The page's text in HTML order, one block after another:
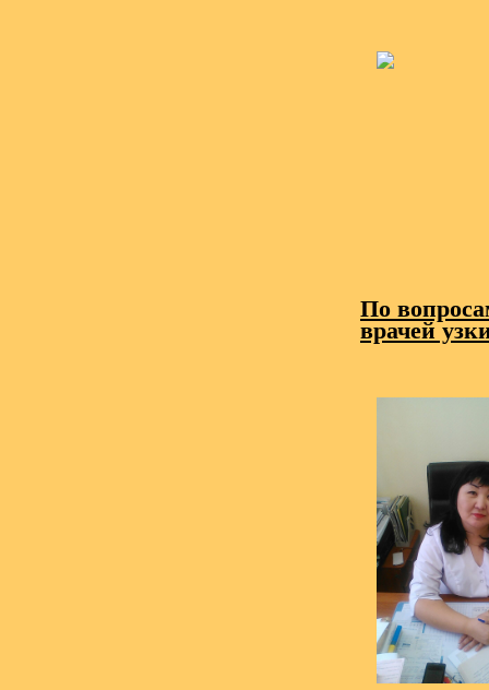
По
врачей